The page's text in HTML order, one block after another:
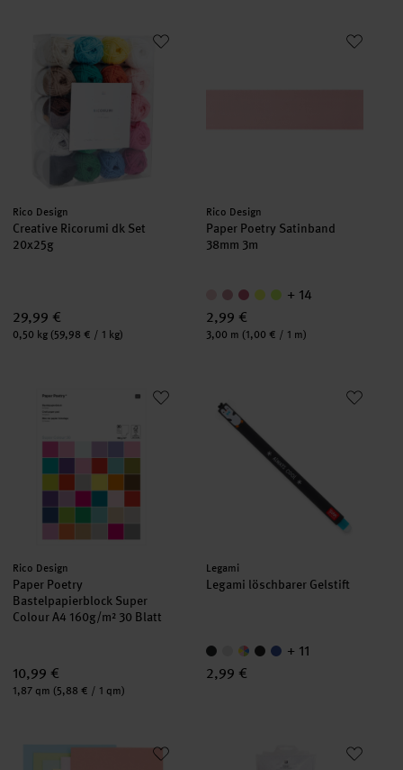
Creative Ricorumi dk Set
Hersteller:
Rico Design
Creative Ricorumi dk Set
20x25g
29,99 €
Inhalt:
0,50 kg (59,98 € / 1 kg)
Paper Poetry Satinband 38mm
Hersteller:
Rico Design
Paper Poetry Satinband
38mm 3m
+ 14
2,99 €
Inhalt:
3,00 m (1,00 € / 1 m)
Paper Poetry Bastelpapierblock Super Colour A4 160g/m² 30
Hersteller:
Rico Design
Paper Poetry
Bastelpapierblock Super
Colour A4 160g/m² 30 Blatt
10,99 €
Inhalt:
1,87 qm (5,88 € / 1 qm)
Legami löschbarer Gelstift
Hersteller:
Legami
Legami löschbarer Gelstift
+ 11
2,99 €
Paper Poetry Kartenset Rainbow pastell B6